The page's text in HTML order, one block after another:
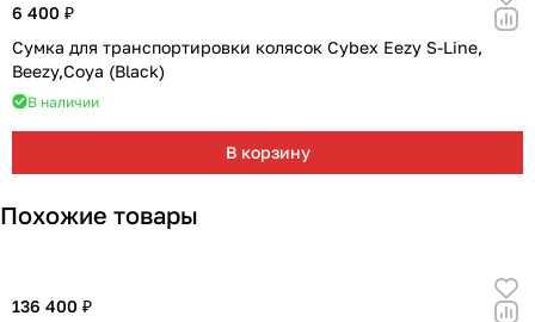
6 400 ₽
Сумка для транспортировки колясок Cybex Eezy S-Line,
Beezy,Coya (Black)
В наличии
В корзину
Похожие товары
136 400 ₽